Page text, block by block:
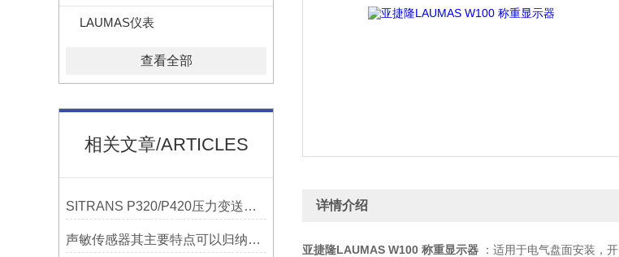
LAUMAS仪表
查看全部
相关文章/ARTICLES
SITRANS P320/P420压力变送器概述
声敏传感器其主要特点可以归纳为以下几个核心维度
详情介绍
亚捷隆LAUMAS W100 称重显示器 ：适用于电气盘面安装，